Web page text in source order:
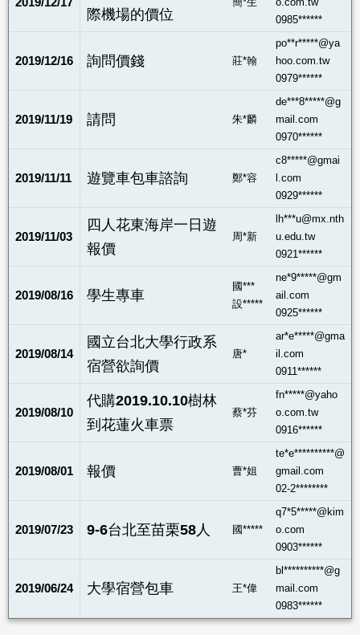
際機場的價位
0985******
2019/12/16 詢問價錢 莊*翰
po**r*****@ya
hoo.com.tw
0979******
2019/11/19 請問 朱*麟
de***8*****@g
mail.com
0970******
2019/11/11 遊覽車包車諮詢 鄭*容
c8*****@gmai
l.com
0929******
2019/11/03
四人花東海岸一日遊
報價
周*新
lh***u@mx.nth
u.edu.tw
0921******
2019/08/16 學生專車
國***
設*****
ne*9*****@gm
ail.com
0925******
2019/08/14
國立台北大學行政系
宿營欲詢價
唐*
ar*e*****@gma
il.com
0911******
2019/08/10
代購2019.10.10樹林
到花蓮火車票
蔡*芬
fn*****@yaho
o.com.tw
0916******
2019/08/01 報價 曹*姐
te*e**********@
gmail.com
02-2********
2019/07/23 9-6台北至苗栗58人 國*****
q7*5*****@kim
o.com
0903******
2019/06/24 大學宿營包車 王*偉
bl**********@g
mail.com
0983******